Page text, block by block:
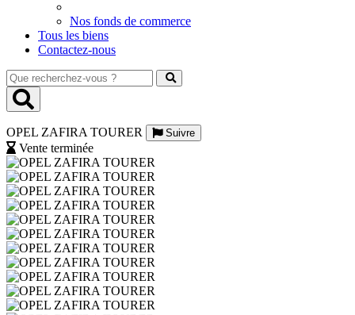
Nos fonds de commerce
Tous les biens
Contactez-nous
Que
recherchez-
vous
OPEL ZAFIRA TOURER
Suivre
Vente terminée